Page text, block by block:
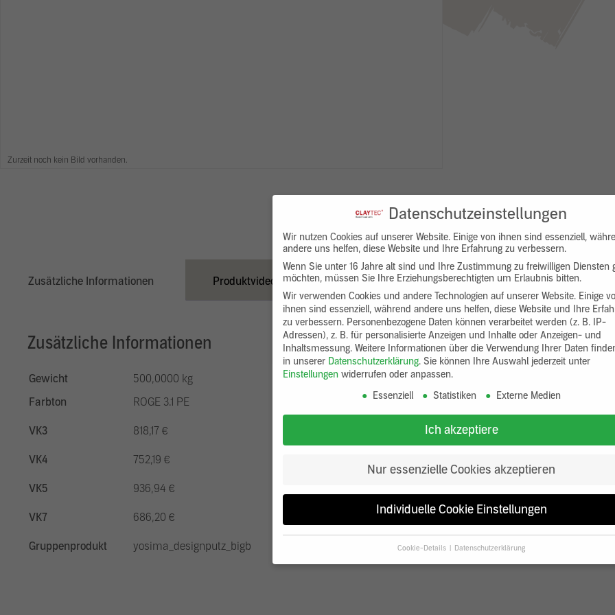
Zurzeit noch kein Bild vorhanden.
Zusätzliche Informationen Produktvideo Downloads Produktbeschreibung
Zusätzliche Informationen
Gewicht
500,0000 kg
Farbton
ROGE 3.1 PE
VK3 818,17 €
VK4 752,19 €
VK5 936,94 €
VK7 686,20 €
Gruppenprodukt yosima_designputz_bigb
Datenschutzeinstellungen
Wir nutzen Cookies auf unserer Website. Einige von ihnen sind essenziell,
andere uns helfen, diese Website und Ihre Erfahrung zu verbessern.
Wenn Sie unter 16 Jahre alt sind und Ihre Zustimmung zu freiwilligen Diensten
möchten, müssen Sie Ihre Erziehungsberechtigten um Erlaubnis bitten.
Wir verwenden Cookies und andere Technologien auf unserer Website. Einige
ihnen sind essenziell, während andere uns helfen, diese Website und Ihre
zu verbessern. Personenbezogene Daten können verarbeitet werden (z. B. IP-
Adressen), z. B. für personalisierte Anzeigen und Inhalte oder Anzeigen- und
Inhaltsmessung. Weitere Informationen über die Verwendung Ihrer Daten
in unserer Datenschutzerklärung. Sie können Ihre Auswahl jederzeit unter
Einstellungen widerrufen oder anpassen.
Essenziell
Statistiken Externe Medien
Ich akzeptiere
Nur essenzielle Cookies akzeptieren
Individuelle Cookie Einstellungen
Cookie-Details Datenschutzerklärung
Datenschutzeinstellungen